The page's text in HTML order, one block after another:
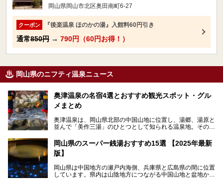
岡山県岡山市北区奥田南町6-27
クーポン 『後楽温泉 ほのかの湯』入館料60円引き
通常850円 → 790円（60円お得！）
岡山県のニフティ温泉ニュース
奥津温泉の名宿4選とおすすめ観光スポット・グル
メまとめ
奥津温泉は、岡山県北部の中国山地に位置し、湯郷、湯原と
並んで「美作三湯」のひとつとして知られる温泉地。その泉
す。
この記事では、奥津温泉で宿泊におすすめの宿、観光スポッ
を存分に味わい、癒しの旅を楽しんでくださいね。
岡山県のスーパー銭湯おすすめ15選 【2025年最新
版】
岡山県は中国地方の瀬戸内海側、兵庫県と広島県の間に位置
しています。県内は山陰地方につながる中国山地と盆地から